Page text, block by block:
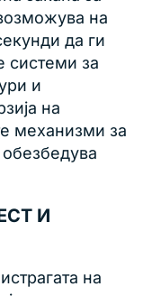
на
да ги
системи за
и
на
механизми за
И
на